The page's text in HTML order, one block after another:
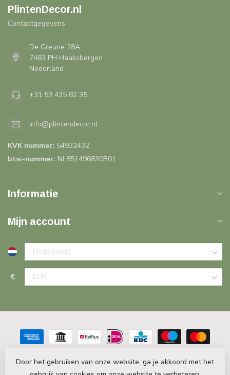
PlintenDecor.nl
Contactgegevens
De Greune 28A
7483 PH Haaksbergen
Nederland
+31 53 435 82 35
info@plintendecor.nl
KVK nummer: 54932432
btw-nummer: NL851496830B01
Informatie
Mijn account
€
Door het gebruiken van onze website, ga je akkoord met het